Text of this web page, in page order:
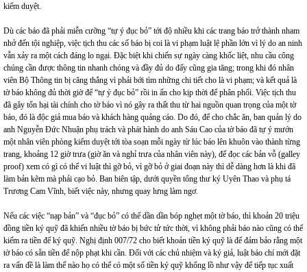
kiểm duyệt.
Dù các báo đã phải miễn cưỡng “tự ý đục bỏ” tới độ nhiều khi các trang báo trở thành nham
nhở đến tội nghiệp, việc tịch thu các số báo bị coi là vi phạm luật lệ phần lớn vì lý do an ninh
vẫn xảy ra một cách đáng lo ngại. Đặc biệt khi chiến sự ngày càng khốc liệt, nhu cầu công
chúng cần được thông tin nhanh chóng và đầy đủ do đấy cũng gia tăng; trong khi đó nhân
viên Bộ Thông tin bị căng thẳng vì phải bới tìm những chi tiết cho là vi phạm; và kết quả là
tờ báo không đủ thời giờ để “tự ý đục bỏ” rồi in ấn cho kịp thời để phân phối. Việc tịch thu
đã gây tổn hại tài chính cho tờ báo vì nó gây ra thất thu từ hai nguồn quan trọng của một tờ
báo, đó là độc giả mua báo và khách hàng quảng cáo. Do đó, để cho chắc ăn, ban quản lý do
anh Nguyễn Đức Nhuận phụ trách và phát hành do anh Sáu Cao của tờ báo đã tự ý mướn
một nhân viên phòng kiểm duyệt tới tòa soạn mỗi ngày từ lúc báo lên khuôn vào thành từng
trang, khoảng 12 giờ trưa (giờ ăn và nghỉ trưa của nhân viên này), để đọc các bản vỗ (galley
proof) xem có gì có thể vi luật thì gỡ bỏ, vì gỡ bỏ ở giai đoạn này thì dễ dàng hơn là khi đã
làm bản kẽm mà phải cạo bỏ. Ban biên tập, dưới quyền tổng thư ký Uyên Thao và phụ tá
Trương Cam Vĩnh, biết việc này, nhưng quay lưng làm ngơ.
Nếu các việc “nạp bản” và “đục bỏ” có thể dần dần bóp nghẹt một tờ báo, thì khoản 20 triệu
đồng tiền ký quỹ đã khiến nhiều tờ báo bị bức tử tức thời, vì không phải báo nào cũng có thể
kiếm ra tiền để ký quỹ. Nghị định 007/72 cho biết khoản tiền ký quỹ là để đảm bảo rằng một
tờ báo có sẵn tiền để nộp phạt khi cần. Đối với các chủ nhiệm và ký giả, luật báo chí mới đặt
ra vấn đề là làm thế nào họ có thể có một số tiền ký quỹ khổng lồ như vậy để tiếp tục xuất